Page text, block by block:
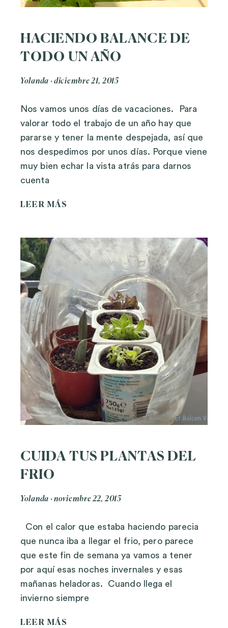
HACIENDO BALANCE DE
TODO UN AÑO
Yolanda diciembre 21, 2015
Nos vamos unos días de vacaciones. Para
valorar todo el trabajo de un año hay que
pararse y tener la mente despejada, así que
nos despedimos por unos días. Porque viene
muy bien echar la vista atrás para darnos
cuenta
LEER MÁS
CUIDA TUS PLANTAS DEL
FRIO
Yolanda noviembre 22, 2015
Con el calor que estaba haciendo parecia
que nunca iba a llegar el frio, pero parece
que este fin de semana ya vamos a tener
por aquí esas noches invernales y esas
mañanas heladoras. Cuando llega el
invierno siempre
LEER MÁS